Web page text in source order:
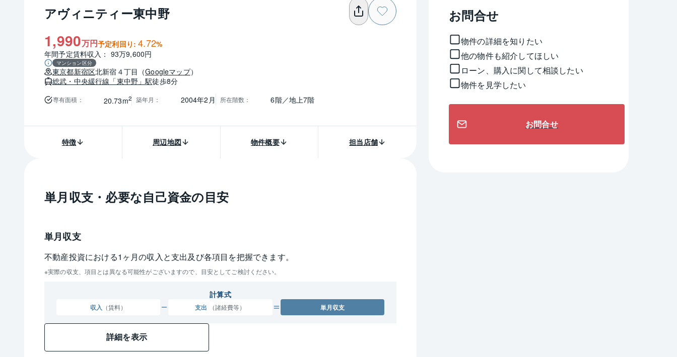
アヴィニティー東中野
1,990万円予定利回り:4.72%
年間予定賃料収入： 93万9,600円
マンション区分
東京都新宿区北新宿４丁目 （Googleマップ）
総武・中央緩行線 「東中野」駅徒歩8分
専有面積 ： 20.73m2 築年月 ： 2004年2月 所在階数 ： 6階／地上7階
特徴 周辺地図 物件概要 担当店舗
単月収支・必要な自己資金の目安
単月収支
不動産投資における1ヶ月の収入と支出及び各項目を把握できます。
実際の収支、項目とは異なる可能性がございますので、目安としてご検討ください。
計算式
収入 （賃料） 支出 （諸経費等） 単月収支
詳細を表示
お問合せ
物件の詳細を知りたい
他の物件も紹介してほしい
ローン、購入に関して相談したい
物件を見学したい
お問合せ